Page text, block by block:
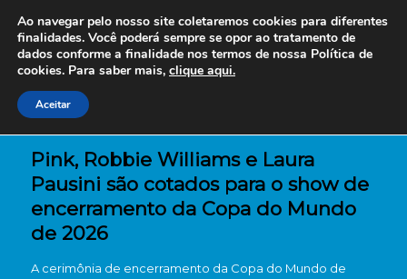
Pink, Robbie Williams e Laura
Pausini são cotados para o show de
encerramento da Copa do Mundo
de 2026
A cerimônia de encerramento da Copa do Mundo de
Ao navegar pelo nosso site coletaremos cookies para diferentes
finalidades. Você poderá sempre se opor ao tratamento de
dados conforme a finalidade nos termos de nossa Política de
cookies. Para saber mais, clique aqui.
Aceitar